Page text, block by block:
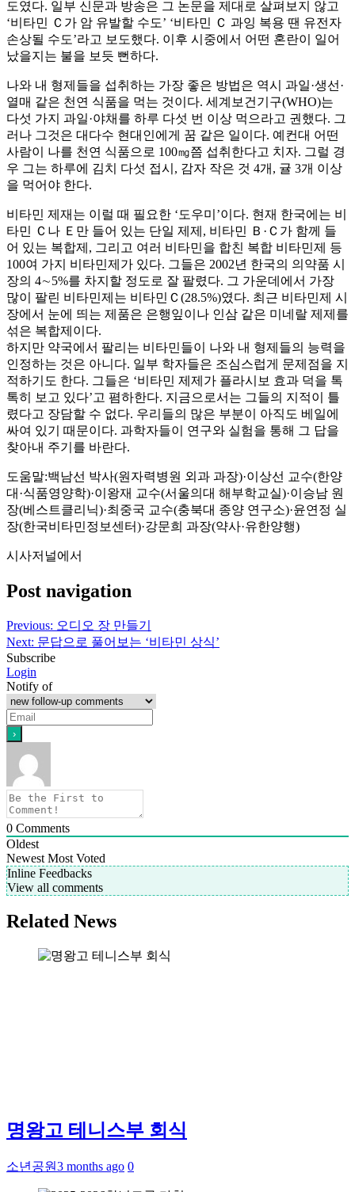
도였다. 일부 신문과 방송은 그 논문을 제대로 살펴보지 않고
‘비타민 Ｃ가 암 유발할 수도’ ‘비타민 Ｃ 과잉 복용 땐 유전자
손상될 수도’라고 보도했다. 이후 시중에서 어떤 혼란이 일어
났을지는 불을 보듯 뻔하다.
나와 내 형제들을 섭취하는 가장 좋은 방법은 역시 과일·생선·
열매 같은 천연 식품을 먹는 것이다. 세계보건기구(WHO)는
다섯 가지 과일·야채를 하루 다섯 번 이상 먹으라고 권했다. 그
러나 그것은 대다수 현대인에게 꿈 같은 일이다. 예컨대 어떤
사람이 나를 천연 식품으로 100㎎쯤 섭취한다고 치자. 그럴 경
우 그는 하루에 김치 다섯 접시, 감자 작은 것 4개, 귤 3개 이상
을 먹어야 한다.
비타민 제재는 이럴 때 필요한 ‘도우미’이다. 현재 한국에는 비
타민 Ｃ나 Ｅ만 들어 있는 단일 제제, 비타민 Ｂ·Ｃ가 함께 들
어 있는 복합제, 그리고 여러 비타민을 합친 복합 비타민제 등
100여 가지 비타민제가 있다. 그들은 2002년 한국의 의약품 시
장의 4∼5%를 차지할 정도로 잘 팔렸다. 그 가운데에서 가장
많이 팔린 비타민제는 비타민Ｃ(28.5%)였다. 최근 비타민제 시
장에서 눈에 띄는 제품은 은행잎이나 인삼 같은 미네랄 제제를
섞은 복합제이다.
하지만 약국에서 팔리는 비타민들이 나와 내 형제들의 능력을
인정하는 것은 아니다. 일부 학자들은 조심스럽게 문제점을 지
적하기도 한다. 그들은 ‘비타민 제제가 플라시보 효과 덕을 톡
톡히 보고 있다’고 폄하한다. 지금으로서는 그들의 지적이 틀
렸다고 장담할 수 없다. 우리들의 많은 부분이 아직도 베일에
싸여 있기 때문이다. 과학자들이 연구와 실험을 통해 그 답을
찾아내 주기를 바란다.
도움말:백남선 박사(원자력병원 외과 과장)·이상선 교수(한양
대·식품영양학)·이왕재 교수(서울의대 해부학교실)·이승남 원
장(베스트클리닉)·최중국 교수(충북대 종양 연구소)·윤연정 실
장(한국비타민정보센터)·강문희 과장(약사·유한양행)
시사저널에서
Post navigation
Previous: 오디오 장 만들기
Next: 문답으로 풀어보는 ‘비타민 상식’
Subscribe
Login
Notify of
0 Comments
Oldest
Newest Most Voted
Inline Feedbacks
View all comments
Related News
명왕고 테니스부 회식
소년공원3 months ago 0